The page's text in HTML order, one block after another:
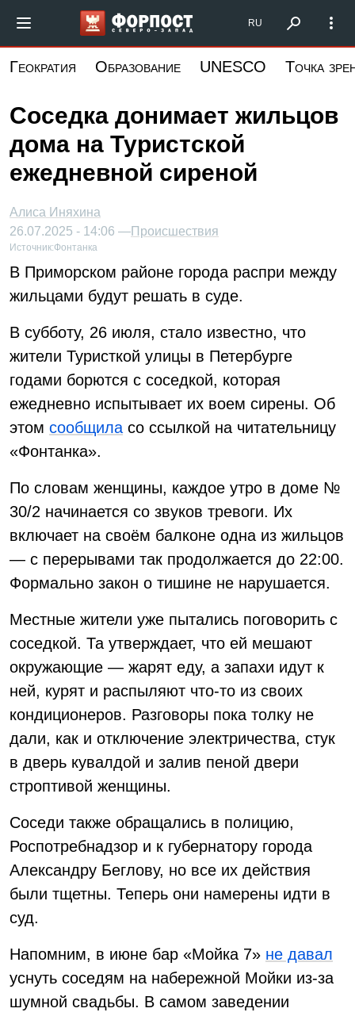
основному
Форпост Северо-Запад
RU
Геократия Образование UNESCO Точка
Соседка донимает жильцов
дома на Туристской
ежедневной сиреной
Алиса Иняхина
26.07.2025 - 14:06 —Происшествия
Источник:Фонтанка
В Приморском районе города распри между
жильцами будут решать в суде.
В субботу, 26 июля, стало известно, что
жители Туристкой улицы в Петербурге
годами борются с соседкой, которая
ежедневно испытывает их воем сирены. Об
этом сообщила со ссылкой на читательницу
«Фонтанка».
По словам женщины, каждое утро в доме №
30/2 начинается со звуков тревоги. Их
включает на своём балконе одна из жильцов
— с перерывами так продолжается до 22:00.
Формально закон о тишине не нарушается.
Местные жители уже пытались поговорить с
соседкой. Та утверждает, что ей мешают
окружающие — жарят еду, а запахи идут к
ней, курят и распыляют что-то из своих
кондиционеров. Разговоры пока толку не
дали, как и отключение электричества, стук
в дверь кувалдой и залив пеной двери
строптивой женщины.
Соседи также обращались в полицию,
Роспотребнадзор и к губернатору города
Александру Беглову, но все их действия
были тщетны. Теперь они намерены идти в
суд.
Напомним, в июне бар «Мойка 7» не давал
уснуть соседям на набережной Мойки из-за
шумной свадьбы. В самом заведении